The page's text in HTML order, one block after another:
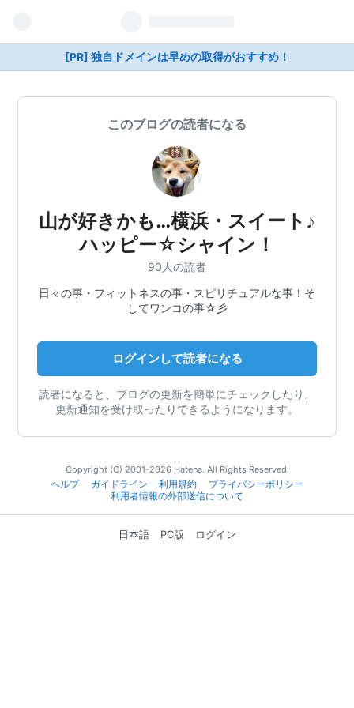
[PR] 独自ドメインは早めの取得がおすすめ！
このブログの読者になる
山が好きかも…横浜・スイート♪
ハッピー☆シャイン！
90人の読者
日々の事・フィットネスの事・スピリチュアルな事！そ
してワンコの事☆彡
ログインして読者になる
読者になると、ブログの更新を簡単にチェックしたり、
更新通知を受け取ったりできるようになります。
Copyright (C) 2001-2026 Hatena. All Rights Reserved.
ヘルプ
ガイドライン 利用規約
プライバシーポリシー
利用者情報の外部送信について
日本語 PC版 ログイン